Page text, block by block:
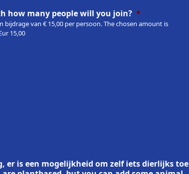
how many people will you join? *
bijdrage van € 15,00 per persoon. The chosen amount is
15,00
er is een mogelijkheid om zelf iets dierlijks toe